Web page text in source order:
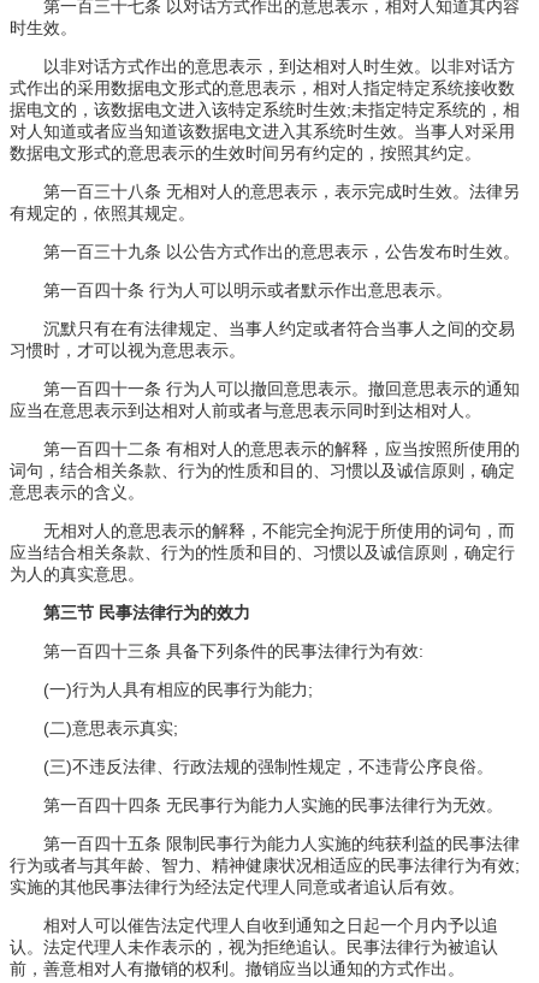
第一百三十七条 以对话方式作出的意思表示，相对人知道其内容
时生效。
以非对话方式作出的意思表示，到达相对人时生效。以非对话方
式作出的采用数据电文形式的意思表示，相对人指定特定系统接收数
据电文的，该数据电文进入该特定系统时生效;未指定特定系统的，相
对人知道或者应当知道该数据电文进入其系统时生效。当事人对采用
数据电文形式的意思表示的生效时间另有约定的，按照其约定。
第一百三十八条 无相对人的意思表示，表示完成时生效。法律另
有规定的，依照其规定。
第一百三十九条 以公告方式作出的意思表示，公告发布时生效。
第一百四十条 行为人可以明示或者默示作出意思表示。
沉默只有在有法律规定、当事人约定或者符合当事人之间的交易
习惯时，才可以视为意思表示。
第一百四十一条 行为人可以撤回意思表示。撤回意思表示的通知
应当在意思表示到达相对人前或者与意思表示同时到达相对人。
第一百四十二条 有相对人的意思表示的解释，应当按照所使用的
词句，结合相关条款、行为的性质和目的、习惯以及诚信原则，确定
意思表示的含义。
无相对人的意思表示的解释，不能完全拘泥于所使用的词句，而
应当结合相关条款、行为的性质和目的、习惯以及诚信原则，确定行
为人的真实意思。
第三节 民事法律行为的效力
第一百四十三条 具备下列条件的民事法律行为有效:
(一)行为人具有相应的民事行为能力;
(二)意思表示真实;
(三)不违反法律、行政法规的强制性规定，不违背公序良俗。
第一百四十四条 无民事行为能力人实施的民事法律行为无效。
第一百四十五条 限制民事行为能力人实施的纯获利益的民事法律
行为或者与其年龄、智力、精神健康状况相适应的民事法律行为有效;
实施的其他民事法律行为经法定代理人同意或者追认后有效。
相对人可以催告法定代理人自收到通知之日起一个月内予以追
认。法定代理人未作表示的，视为拒绝追认。民事法律行为被追认
前，善意相对人有撤销的权利。撤销应当以通知的方式作出。